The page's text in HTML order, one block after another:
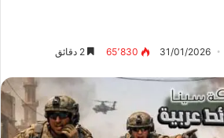
31/01/2026 65٬830